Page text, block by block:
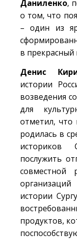
Даниленко,
о том, что
– один из
в прекрасный
Денис
истории
возведения
для
отметил, что
родилась в
послужить
совместной
истории
продуктов,